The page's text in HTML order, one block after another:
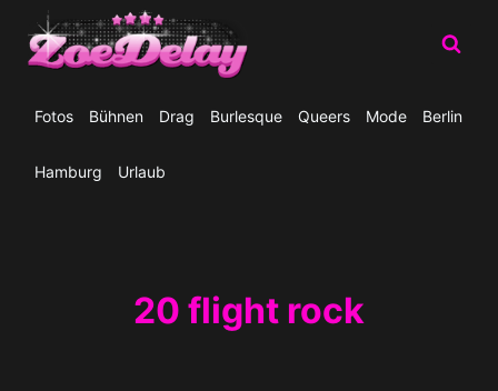
Inhalt
springen
Fotos Bühnen Drag Burlesque Queers Mode Berlin
Hamburg Urlaub
20 flight rock